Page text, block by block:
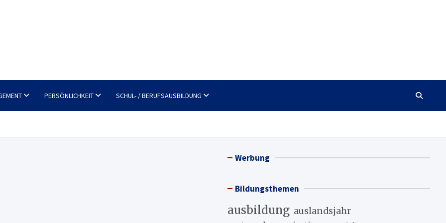
PERSÖNLICHKEIT SCHUL- / BERUFSAUSBILDUNG
Werbung
Bildungsthemen
ausbildung auslandsjahr